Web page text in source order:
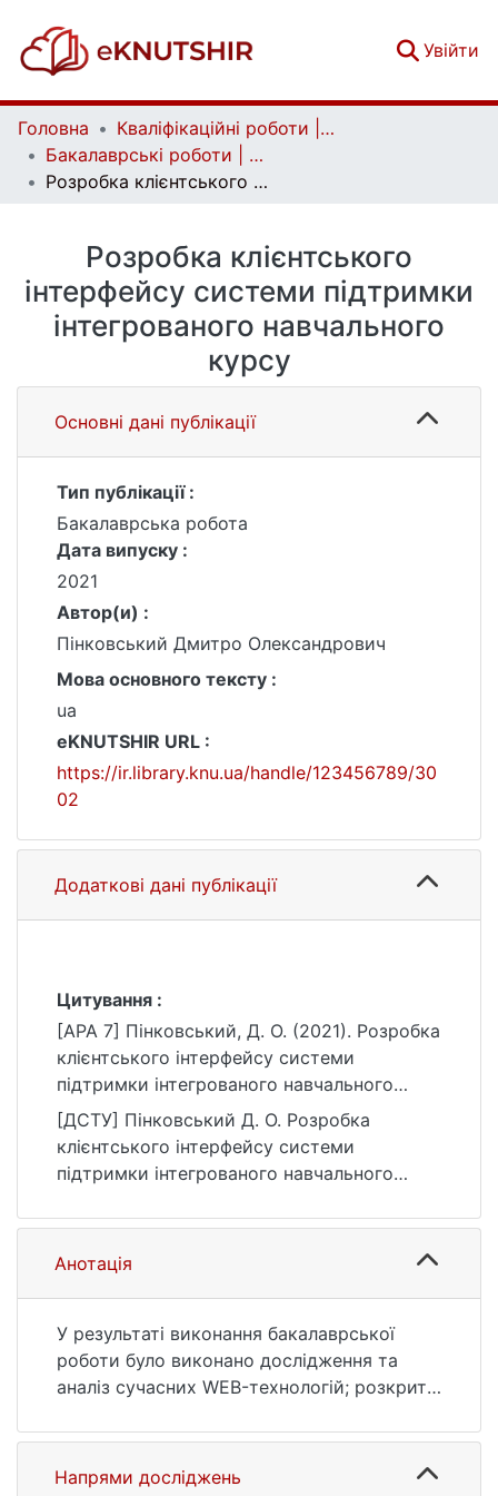
Увійти
Головна
Кваліфікаційні роботи | Qualifying works
Бакалаврські роботи | Bachelor theses
Розробка клієнтського інтерфейсу системи підтримки інтегрованого навчального курсу
Розробка клієнтського
інтерфейсу системи підтримки
інтегрованого навчального
курсу
Основні дані публікації
Тип публікації :
Бакалаврська робота
Дата випуску :
2021
Автор(и) :
Пінковський Дмитро Олександрович
Мова основного тексту :
ua
eKNUTSHIR URL :
https://ir.library.knu.ua/handle/123456789/30
02
Додаткові дані публікації
Цитування :
[APA 7] Пінковський, Д. О. (2021). Розробка
клієнтського інтерфейсу системи
підтримки інтегрованого навчального
курсу [Бакалаврська робота, Київський
національний університет імені Тараса
Шевченка]. eKNUTSHIR.
https://ir.library.knu.ua/handle/123456789/30
02
[ДСТУ] Пінковський Д. О. Розробка
клієнтського інтерфейсу системи
підтримки інтегрованого навчального
12 Інформаційні технології. Київ, 2021. URL:
https://ir.library.knu.ua/handle/123456789/30
02 (дата звернення: 25.07.2026).
Анотація
У результаті виконання бакалаврської
роботи було виконано дослідження та
аналіз сучасних WEB-технологій; розкрите
розроблено клієнтський інтерфейс
системи підтримки інтегрованого курсу,
Напрями досліджень